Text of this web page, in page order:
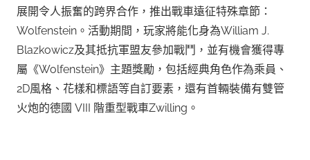
展開令人振奮的跨界合作，推出戰車遠征特殊章節：
Wolfenstein。活動期間，玩家將能化身為William J.
Blazkowicz及其抵抗軍盟友參加戰鬥，並有機會獲得專
屬《Wolfenstein》主題獎勵，包括經典角色作為乘員、
2D風格、花樣和標語等自訂要素，還有首輛裝備有雙管
火炮的德國 VIII 階重型戰車Zwilling。